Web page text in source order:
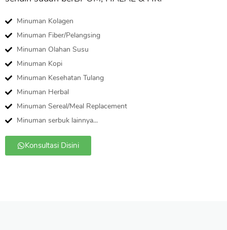
Minuman Kolagen
Minuman Fiber/Pelangsing
Minuman Olahan Susu
Minuman Kopi
Minuman Kesehatan Tulang
Minuman Herbal
Minuman Sereal/Meal Replacement
Minuman serbuk lainnya...
Konsultasi Disini